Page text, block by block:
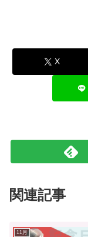
X
関連記事
11月